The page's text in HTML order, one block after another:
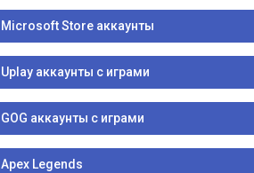
Microsoft Store аккаунты
Uplay аккаунты с играми
GOG аккаунты с играми
Apex Legends